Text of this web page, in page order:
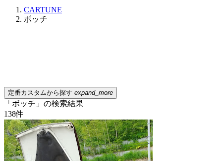
CARTUNE
ボッチ
定番カスタムから探す expand_more
「ボッチ」の検索結果
138件